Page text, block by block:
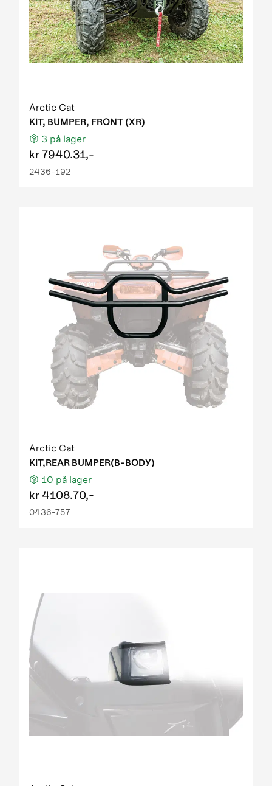
Arctic Cat
KIT, BUMPER, FRONT (XR)
3 på lager
kr7940.31,-
2436-192
Arctic Cat
KIT,REAR BUMPER(B-BODY)
10 på lager
kr4108.70,-
0436-757